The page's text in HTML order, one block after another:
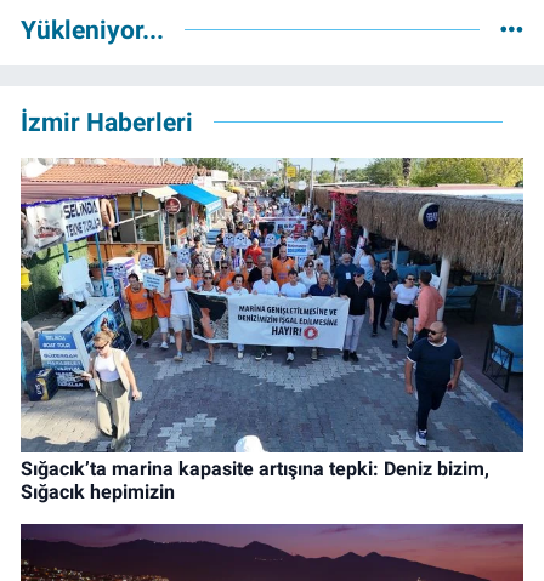
Yükleniyor...
İzmir Haberleri
Sığacık’ta marina kapasite artışına tepki: Deniz bizim,
Sığacık hepimizin